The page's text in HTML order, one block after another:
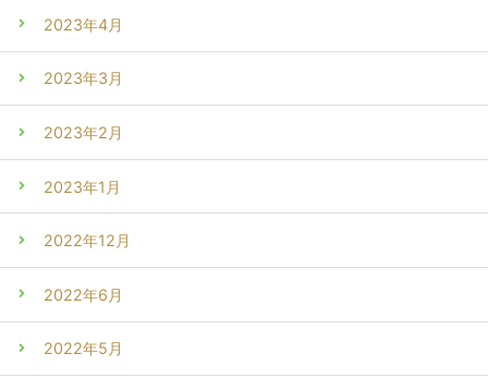
2023年4月
2023年3月
2023年2月
2023年1月
2022年12月
2022年6月
2022年5月